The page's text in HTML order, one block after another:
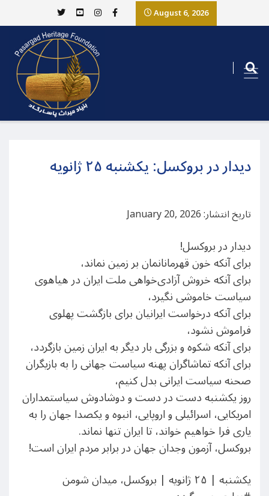
August 6, 2026
دیدار در بروکسل: یکشنبه ۲۵ ژانویه
تاریخ انتشار: January 20, 2026
دیدار در بروکسل!
برای آنکه خون قهرمانانمان بر زمین نماند،
برای آنکه خروش آزادی‌خواهی ملت ایران در هیاهوی
سیاست خاموشی نگیرد،
برای آنکه درخواست ایرانیان برای بازگشت پهلوی
فراموش نشود،
برای آنکه شکوه و بزرگی بار دیگر به ایران زمین بازگردد،
برای آنکه تماشاگران پهنه سیاست جهانی را به بازیگران
صحنه سیاست ایرانی بدل کنیم،
روز یکشنبه دست در دست و دوشادوش سیاستمداران
امریکایی، اسرائیلی و اروپایی، انبوه و یکصدا جهان را به
یاری فرا خواهیم خواند، تا ایران تنها نماند.
بروکسل، آزمون وجدان جهان در برابر مردم ایران است!
یکشنبه | ۲۵ ژانویه | بروکسل، میدان شومن